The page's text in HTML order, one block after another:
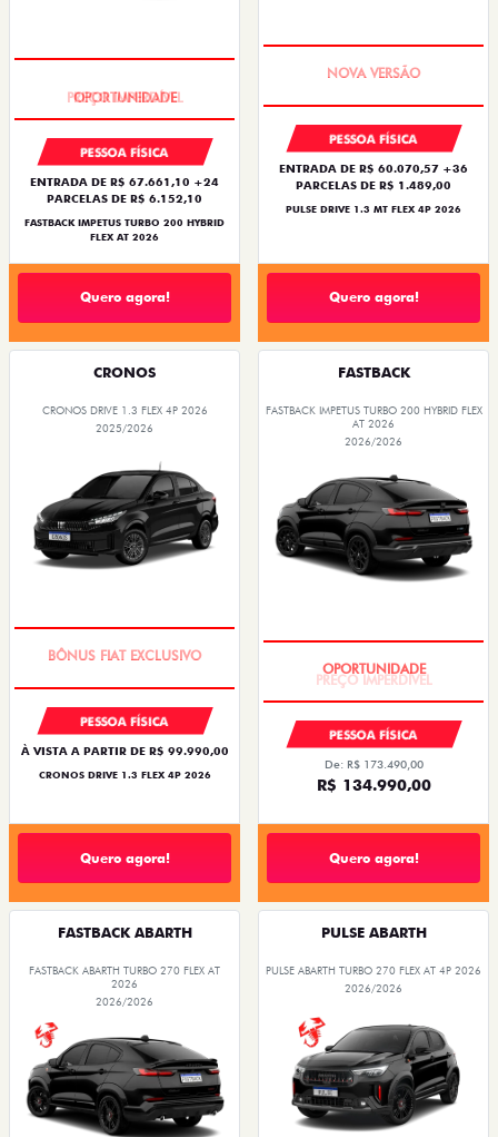
PESSOA FÍSICA
ENTRADA DE R$ 67.661,10 +24
PARCELAS DE R$ 6.152,10
FASTBACK IMPETUS TURBO 200 HYBRID
FLEX AT 2026
Quero agora!
PESSOA FÍSICA
ENTRADA DE R$ 60.070,57 +36
PARCELAS DE R$ 1.489,00
PULSE DRIVE 1.3 MT FLEX 4P 2026
Quero agora!
CRONOS
CRONOS DRIVE 1.3 FLEX 4P 2026
2025/2026
PESSOA FÍSICA
À VISTA A PARTIR DE R$ 99.990,00
CRONOS DRIVE 1.3 FLEX 4P 2026
Quero agora!
FASTBACK
FASTBACK IMPETUS TURBO 200 HYBRID FLEX
AT 2026
2026/2026
PESSOA FÍSICA
De: R$ 173.490,00
R$ 134.990,00
Quero agora!
FASTBACK ABARTH
FASTBACK ABARTH TURBO 270 FLEX AT
2026
2026/2026
PULSE ABARTH
PULSE ABARTH TURBO 270 FLEX AT 4P 2026
2026/2026